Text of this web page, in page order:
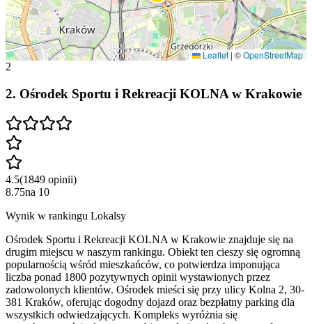
Leaflet | ©OpenStreetMap
2
2. Ośrodek Sportu i Rekreacji KOLNA w Krakowie
4.5(1849 opinii)
8.75na 10
Wynik w rankingu Lokalsy
Ośrodek Sportu i Rekreacji KOLNA w Krakowie znajduje się na
drugim miejscu w naszym rankingu. Obiekt ten cieszy się ogromną
popularnością wśród mieszkańców, co potwierdza imponująca
liczba ponad 1800 pozytywnych opinii wystawionych przez
zadowolonych klientów. Ośrodek mieści się przy ulicy Kolna 2, 30-
381 Kraków, oferując dogodny dojazd oraz bezpłatny parking dla
wszystkich odwiedzających. Kompleks wyróżnia się